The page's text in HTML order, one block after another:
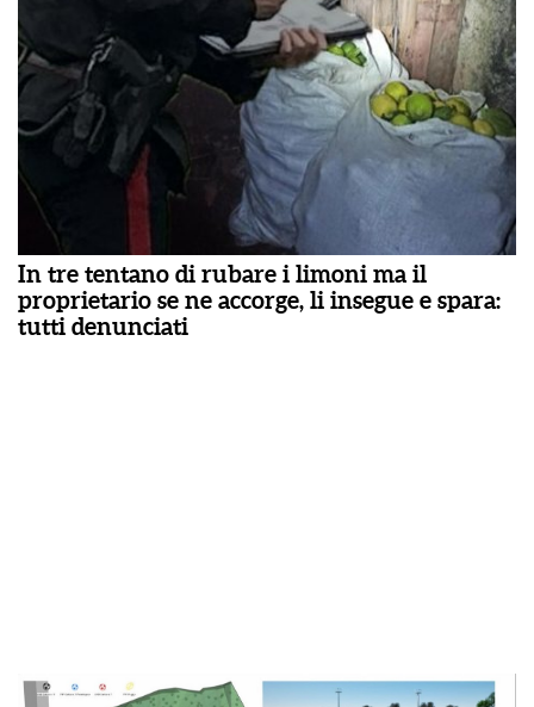
In tre tentano di rubare i limoni ma il
proprietario se ne accorge, li insegue e spara:
tutti denunciati